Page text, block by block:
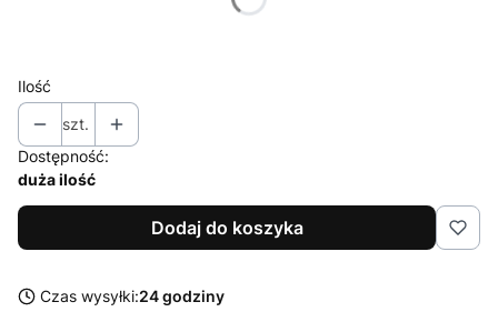
Poszczególne warianty mogą różnić się ceną
Ilość
szt.
Dostępność:
duża ilość
Dodaj do koszyka
Czas wysyłki:24 godziny